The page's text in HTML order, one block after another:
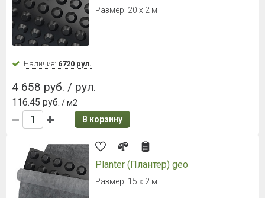
Размер: 20 х 2 м
Наличие: 6720 рул.
4 658 руб. / рул.
116.45 руб. / м2
В корзину
Planter (Плантер) geo
Размер: 15 х 2 м